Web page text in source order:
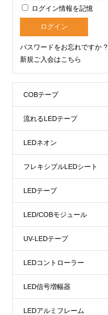
ログイン情報を記憶
パスワードをお忘れですか ?
新規ご入会はこちら
COBテープ
流れるLEDテープ
LEDネオン
フレキシブルLEDシート
LEDテープ
LED/COBモジュール
UV-LEDテープ
LEDコントローラー
LED信号増幅器
LEDアルミフレーム